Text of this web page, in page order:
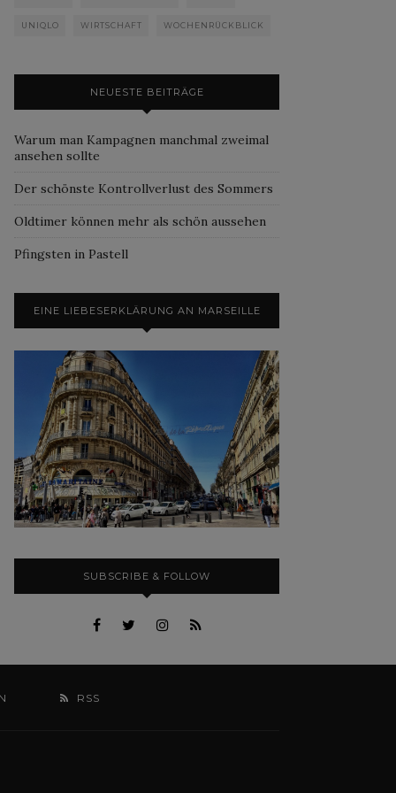
UNIQLO WIRTSCHAFT WOCHENRÜCKBLICK
NEUESTE BEITRÄGE
Warum man Kampagnen manchmal zweimal
ansehen sollte
Der schönste Kontrollverlust des Sommers
Oldtimer können mehr als schön aussehen
Pfingsten in Pastell
EINE LIEBESERKLÄRUNG AN MARSEILLE
SUBSCRIBE & FOLLOW
RSS